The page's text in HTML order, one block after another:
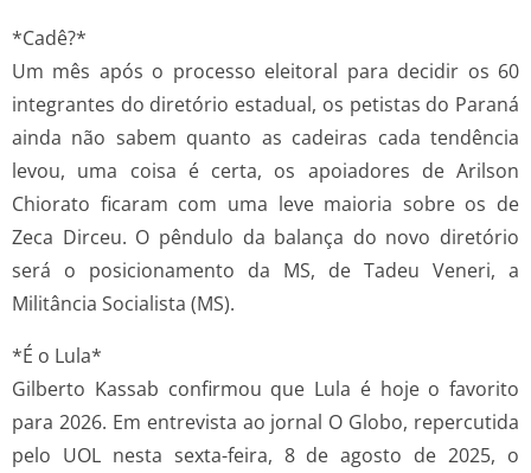
*Cadê?*
Um mês após o processo eleitoral para decidir os 60
integrantes do diretório estadual, os petistas do Paraná
ainda não sabem quanto as cadeiras cada tendência
levou, uma coisa é certa, os apoiadores de Arilson
Chiorato ficaram com uma leve maioria sobre os de
Zeca Dirceu. O pêndulo da balança do novo diretório
será o posicionamento da MS, de Tadeu Veneri, a
Militância Socialista (MS).
*É o Lula*
Gilberto Kassab confirmou que Lula é hoje o favorito
para 2026. Em entrevista ao jornal O Globo, repercutida
pelo UOL nesta sexta-feira, 8 de agosto de 2025, o